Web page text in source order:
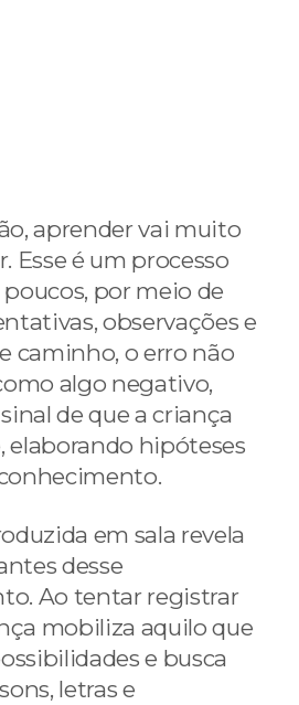
aprender vai muito
Esse é um processo
por meio de
observações e
caminho, o erro não
algo negativo,
de que a criança
elaborando hipóteses
em sala revela
desse
Ao tentar registrar
mobiliza aquilo que
e busca
letras e